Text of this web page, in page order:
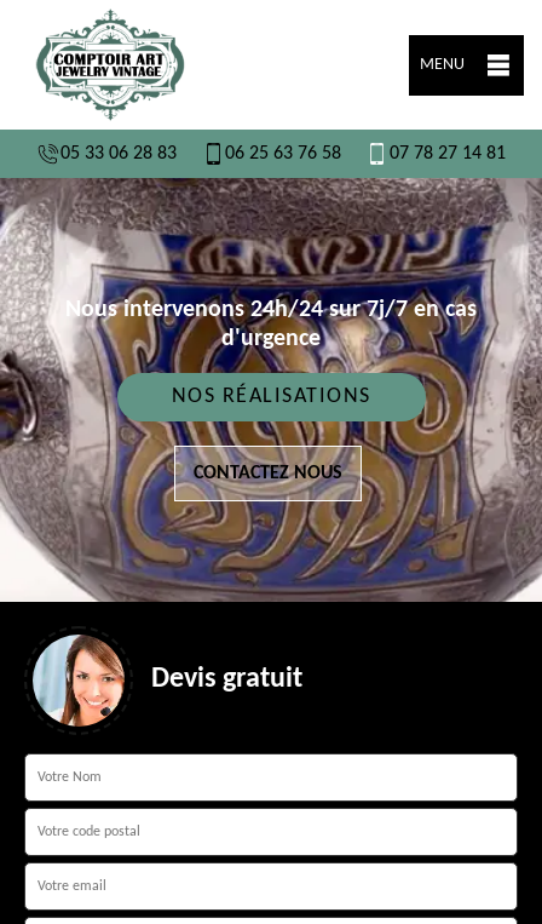
MENU
05 33 06 28 83 06 25 63 76 58 07 78 27 14 81
Nous intervenons 24h/24 sur 7j/7 en cas
d'urgence
NOS RÉALISATIONS
CONTACTEZ NOUS
Devis gratuit